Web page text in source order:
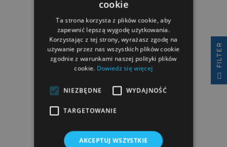
R
cookie
Ta strona korzysta z plików cookie, aby
zapewnić lepszą wygodę użytkowania.
Korzystając z tej strony, wyrażasz zgodę na
używanie przez nas wszystkich plików cookie
zgodnie z warunkami naszej polityki plików
cookie. Dowiedz się więcej
NIEZBĘDNE WYDAJNOŚĆ
TARGETOWANIE
AKCEPTUJ WSZYSTKIE